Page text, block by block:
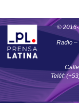
© 2016-
Radio –
Teléf: